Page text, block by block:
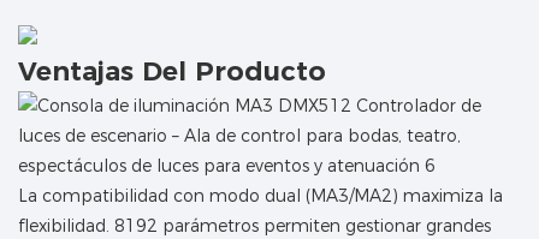
Ventajas Del Producto
La compatibilidad con modo dual (MA3/MA2) maximiza la
flexibilidad. 8192 parámetros permiten gestionar grandes